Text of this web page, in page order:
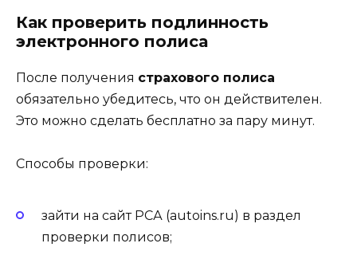
Как проверить подлинность
электронного полиса
После получения страхового полиса
обязательно убедитесь, что он действителен.
Это можно сделать бесплатно за пару минут.
Способы проверки:
зайти на сайт РСА (autoins.ru) в раздел
проверки полисов;